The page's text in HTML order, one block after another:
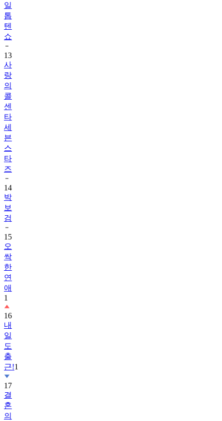
일
톱
텐
쇼
13
사
랑
의
콜
센
타
세
븐
스
타
즈
14
박
보
검
15
오
싹
한
연
애
1
16
내
일
도
출
근!1
17
결
혼
의